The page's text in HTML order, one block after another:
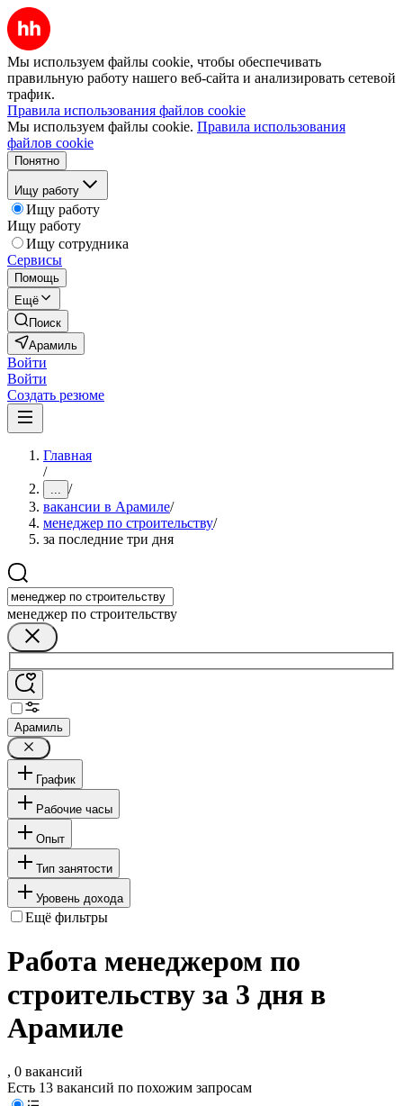
Мы используем файлы cookie, чтобы обеспечивать
правильную работу нашего веб-сайта и анализировать сетевой
трафик.
Правила использования файлов cookie
Мы используем файлы cookie. Правила использования
файлов cookie
Понятно
Ищу работу
Ищу работу
Ищу работу
Ищу сотрудника
Сервисы
Помощь
Ещё
Поиск
Арамиль
Войти
Войти
Создать резюме
Главная
/
... /
вакансии в Арамиле/
менеджер по строительству/
за последние три дня
менеджер по строительству
Арамиль
График
Рабочие часы
Опыт
Тип занятости
Уровень дохода
Ещё фильтры
Работа менеджером по
строительству за 3 дня в
Арамиле
, 0 вакансий
Есть 13 вакансий по похожим запросам